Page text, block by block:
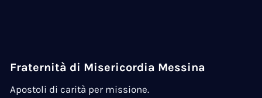
Fraternità di Misericordia Messina
Apostoli di carità per missione.